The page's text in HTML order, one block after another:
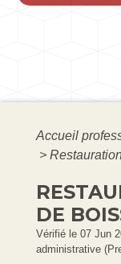
Accueil
>
DE
Vérifié le 07 Jun
administrative